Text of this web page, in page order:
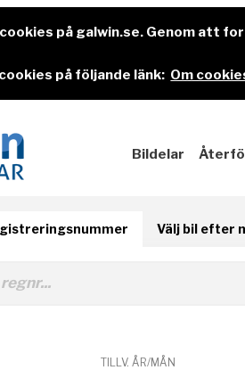
på galwin.se. Genom att
på följande länk: Om
Bildelar
Välj bil efter
TILLV. ÅR/MÅN